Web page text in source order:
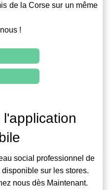
de la Corse sur un même
!
social professionnel de
sur les stores.
nous dès Maintenant.